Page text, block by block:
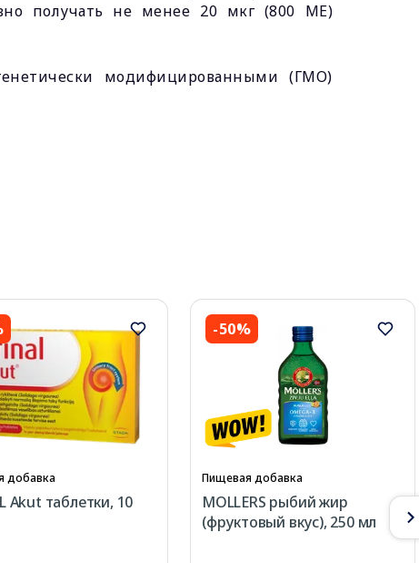
получать не менее 20 мкг (800 МЕ)
модифицированными (ГМО)
добавка
Akut таблетки, 10
-50%
Пищевая добавка
MOLLERS рыбий жир
(фруктовый вкус), 250 мл